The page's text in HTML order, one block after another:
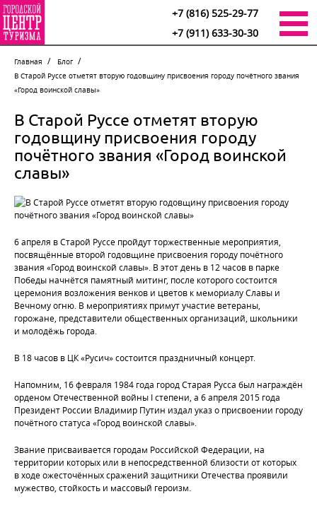
+7 (816) 525-29-77
+7 (911) 633-30-30
Главная
Блог
В Старой Руссе отметят вторую годовщину присвоения городу почётного звания
«Город воинской славы»
В Старой Руссе отметят вторую
годовщину присвоения городу
почётного звания «Город воинской
славы»
6 апреля в Старой Руссе пройдут торжественные мероприятия,
посвящённые второй годовщине присвоения городу почётного
звания «Город воинской славы». В этот день в 12 часов в парке
Победы начнётся памятный митинг, после которого состоится
церемония возложения венков и цветов к мемориалу Славы и
Вечному огню. В мероприятиях примут участие ветераны,
горожане, представители общественных организаций, школьники
и молодёжь города.
В 18 часов в ЦК «Русич» состоится праздничный концерт.
Напомним, 16 февраля 1984 года город Старая Русса был награждён
орденом Отечественной войны I степени, а 6 апреля 2015 года
Президент России Владимир Путин издал указ о присвоении городу
почётного статуса «Город воинской славы».
Звание присваивается городам Российской Федерации, на
территории которых или в непосредственной близости от которых
в ходе ожесточённых сражений защитники Отечества проявили
мужество, стойкость и массовый героизм.